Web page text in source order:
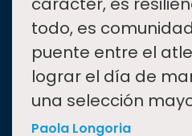
todo, es
puente entre el
lograr el día de
una selección
Paola Longoria